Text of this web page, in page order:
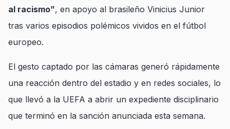
al racismo”, en apoyo al brasileño Vinicius Junior
tras varios episodios polémicos vividos en el fútbol
europeo.
El gesto captado por las cámaras generó rápidamente
una reacción dentro del estadio y en redes sociales, lo
que llevó a la UEFA a abrir un expediente disciplinario
que terminó en la sanción anunciada esta semana.